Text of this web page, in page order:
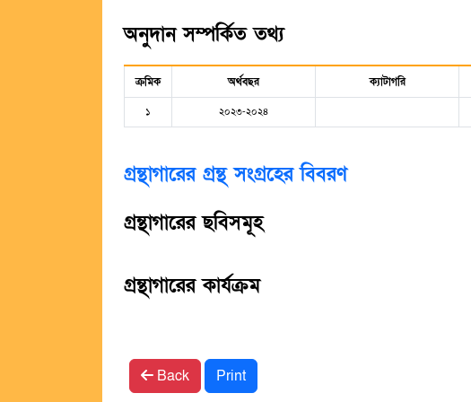
অনুদান সম্পর্কিত তথ্য
ক্রমিক অর্থবছর ক্যাটাগরি
১ ২০২৩-২০২৪
গ্রন্থাগারের গ্রন্থ সংগ্রহের বিবরণ
গ্রন্থাগারের ছবিসমূহ
গ্রন্থাগারের কার্যক্রম
Back Print